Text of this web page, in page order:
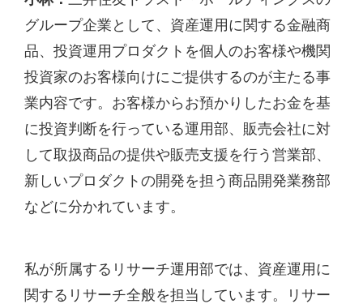
グループ企業として、資産運用に関する金融商
品、投資運用プロダクトを個人のお客様や機関
投資家のお客様向けにご提供するのが主たる事
業内容です。お客様からお預かりしたお金を基
に投資判断を行っている運用部、販売会社に対
して取扱商品の提供や販売支援を行う営業部、
新しいプロダクトの開発を担う商品開発業務部
などに分かれています。
私が所属するリサーチ運用部では、資産運用に
関するリサーチ全般を担当しています。リサー